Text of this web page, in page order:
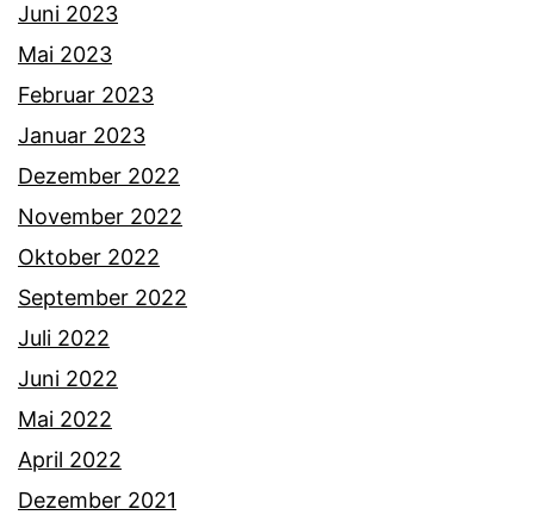
Juni 2023
Mai 2023
Februar 2023
Januar 2023
Dezember 2022
November 2022
Oktober 2022
September 2022
Juli 2022
Juni 2022
Mai 2022
April 2022
Dezember 2021